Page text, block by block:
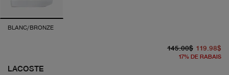
BLANC/BRONZE
LACOSTE
145.00$ 119.98$
17% DE RABAIS